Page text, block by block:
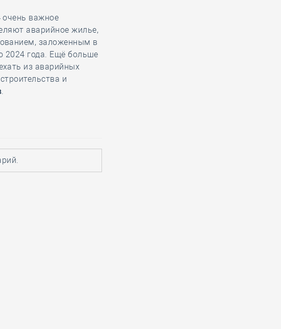
очень важное
аварийное жилье,
заложенным в
2024 года. Ещё больше
из аварийных
и
.